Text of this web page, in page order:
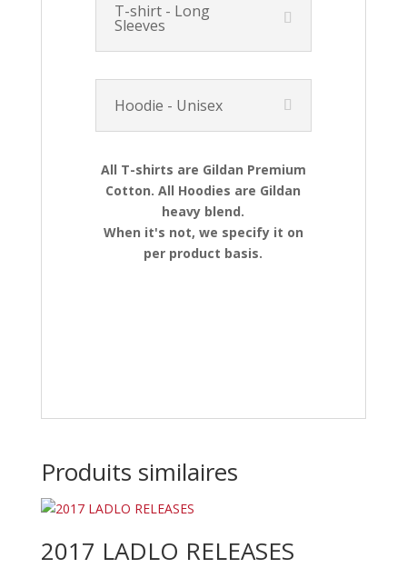
T-shirt - Long
Sleeves
Hoodie - Unisex
All T-shirts are Gildan Premium
Cotton. All Hoodies are Gildan
heavy blend.
When it's not, we specify it on
per product basis.
Produits similaires
2017 LADLO RELEASES